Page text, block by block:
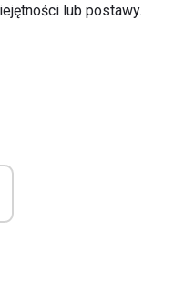
lub postawy.